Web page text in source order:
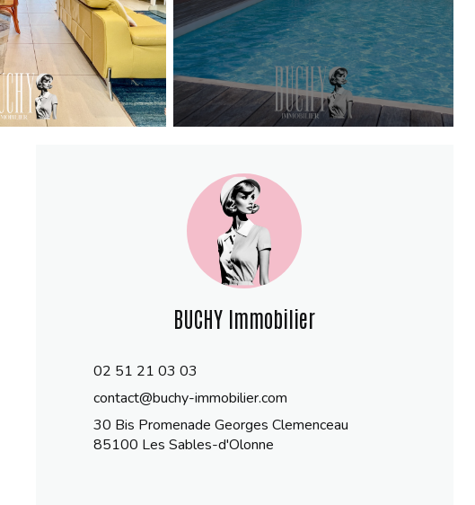
BUCHY Immobilier
02 51 21 03 03
contact@buchy-immobilier.com
30 Bis Promenade Georges Clemenceau
85100 Les Sables-d'Olonne